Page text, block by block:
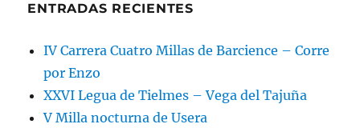
ENTRADAS RECIENTES
IV Carrera Cuatro Millas de Barcience – Corre
por Enzo
XXVI Legua de Tielmes – Vega del Tajuña
V Milla nocturna de Usera